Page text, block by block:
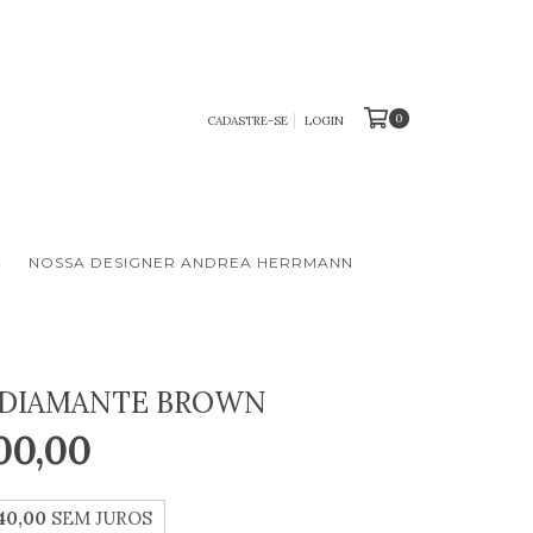
CADASTRE-SE LOGIN 0
NOSSA DESIGNER ANDREA HERRMANN
BROWN
SEM JUROS